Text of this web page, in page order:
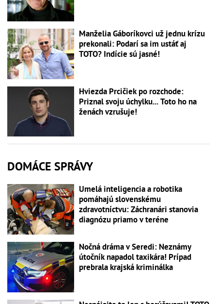
Manželia Gáboríkovci už jednu krízu
prekonali: Podarí sa im ustáť aj
TOTO? Indície sú jasné!
Hviezda Prcičiek po rozchode:
Priznal svoju úchylku... Toto ho na
ženách vzrušuje!
DOMÁCE SPRÁVY
Umelá inteligencia a robotika
pomáhajú slovenskému
zdravotníctvu: Záchranári stanovia
diagnózu priamo v teréne
Nočná dráma v Seredi: Neznámy
útočník napadol taxikára! Prípad
prebrala krajská kriminálka